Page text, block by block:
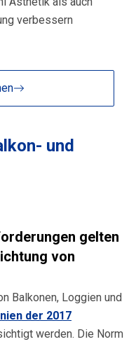
verbessern
und
gelten
von
Balkonen, Loggien und
der 2017
werden. Die Norm